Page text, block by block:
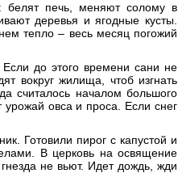
белят печь, меняют солому в
деревья и ягодные кусты.
тепло – весь месяц погожий
до этого времени сани не
вокруг жилища, чтоб изгнать
считалось началом большого
овса и проса. Если снег
Готовили пирог с капустой и
В церковь на освящение
не вьют. Идет дождь, жди